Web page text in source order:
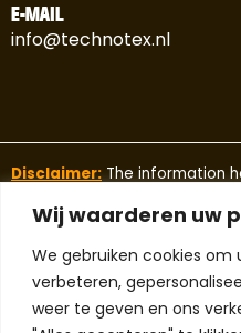
Wij waarderen uw
We gebruiken cookies om
verbeteren,
weer te geven en ons
E-MAIL
info@technotex.nl
Disclaimer: The information
This information should not
under any circumstances.
Technotex makes no
assumes no legal liability or